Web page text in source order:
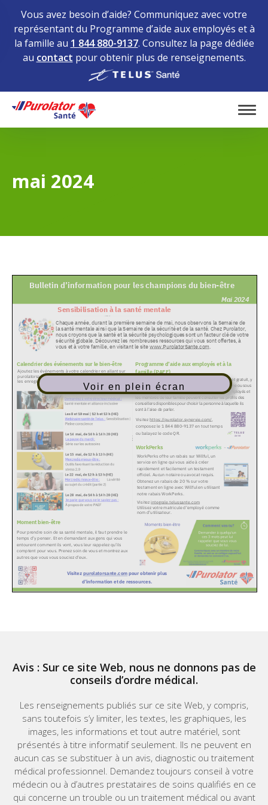
Vous avez besoin d’aide? Communiquez avec votre
représentant du Programme d’aide aux employés et à
la famille au 1 844 880-9137. Consultez la page dédiée
au contact pour obtenir plus de renseignements.
Home
mai 2024
Voir en plein écran
Avis : Sur ce site Web, nous ne donnons pas de
conseils d’ordre médical.
Les renseignements publiés sur ce site Web, y compris,
sans toutefois s’y limiter, les textes, les graphiques, les
images, les informations et tout autre matériel, sont
présentés à titre informatif seulement. Ils ne peuvent en
aucun cas se substituer à un avis, diagnostic ou traitement
médical professionnel. Demandez toujours conseil à votre
médecin ou à d’autres prestataires de soins qualifiés en ce
qui concerne un trouble ou un traitement médical ou avant